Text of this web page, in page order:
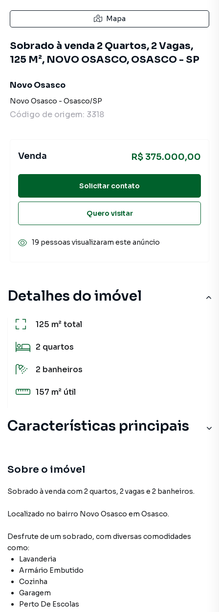
Detalhes do imóvel
125 m²total
2 quartos
2 banheiros
157 m² útil
Características principais
Sobre o imóvel
Sobrado à venda com 2 quartos, 2 vagas e 2 banheiros.
Localizado no bairro Novo Osasco em Osasco.
Desfrute de um sobrado, com diversas comodidades
como:
Lavanderia
Armário Embutido
Cozinha
Garagem
Perto De Escolas
Mapa
Sobrado à venda 2 Quartos, 2 Vagas,
125 M², NOVO OSASCO, OSASCO - SP
Novo Osasco
Novo Osasco - Osasco/SP
Código de origem: 3318
Venda R$ 375.000,00
Solicitar contato
Quero visitar
19 pessoas visualizaram este anúncio